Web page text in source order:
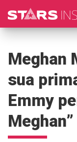
Meghan
sua
Emmy
Meghan”